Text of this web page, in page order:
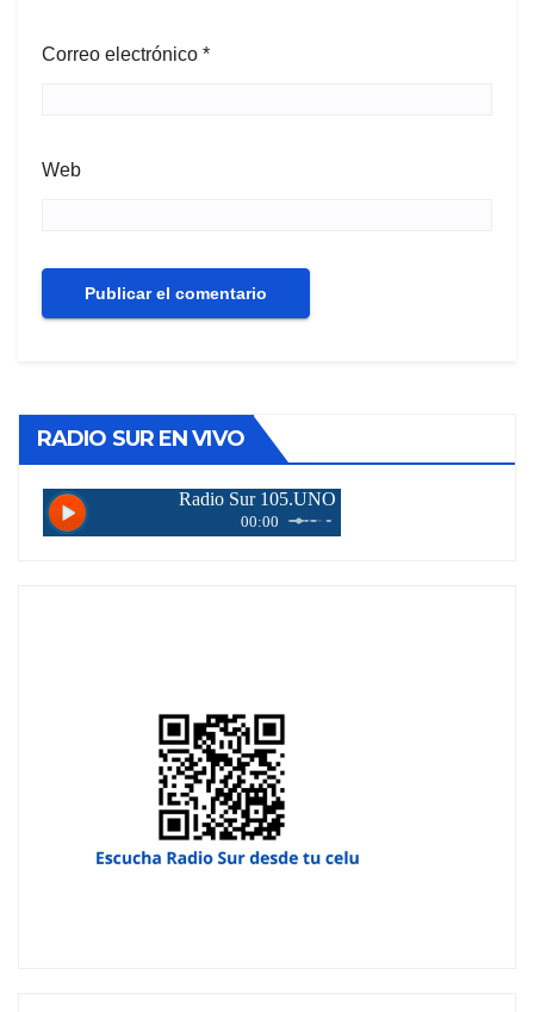
Correo electrónico *
Web
RADIO SUR EN VIVO